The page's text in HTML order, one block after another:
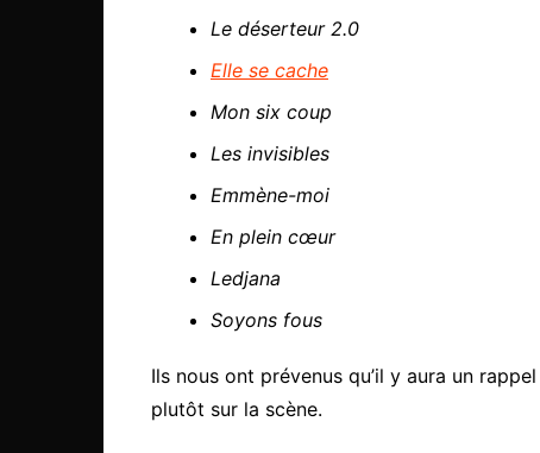
Le déserteur 2.0
Elle se cache
Mon six coup
Les invisibles
Emmène-moi
En plein cœur
Ledjana
Soyons fous
Ils nous ont prévenus qu’il y aura un
plutôt sur la scène.